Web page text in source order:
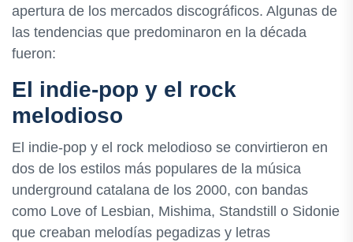
apertura de los mercados discográficos. Algunas de
las tendencias que predominaron en la década
fueron:
El indie-pop y el rock
melodioso
El indie-pop y el rock melodioso se convirtieron en
dos de los estilos más populares de la música
underground catalana de los 2000, con bandas
como Love of Lesbian, Mishima, Standstill o Sidonie
que creaban melodías pegadizas y letras